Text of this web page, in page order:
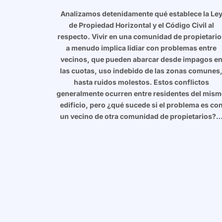
Analizamos detenidamente qué establece la Ley
de Propiedad Horizontal y el Código Civil al
respecto. Vivir en una comunidad de
a menudo implica lidiar con problemas entre
vecinos, que pueden abarcar desde impagos en
las cuotas, uso indebido de las zonas comunes,
hasta ruidos molestos. Estos conflictos
generalmente ocurren entre residentes del
edificio, pero ¿qué sucede si el problema es con
un vecino de otra comunidad de propietarios?…